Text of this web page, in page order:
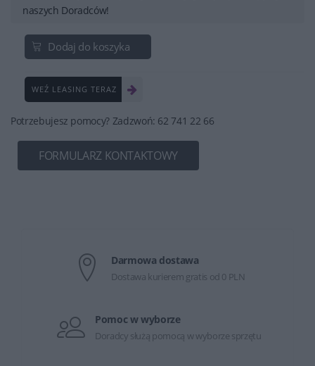
naszych Doradców!
Dodaj do koszyka
WEŹ LEASING TERAZ
Potrzebujesz pomocy? Zadzwoń: 62 741 22 66
FORMULARZ KONTAKTOWY
Darmowa dostawa
Dostawa kurierem gratis od 0 PLN
Pomoc w wyborze
Doradcy służą pomocą w wyborze sprzętu